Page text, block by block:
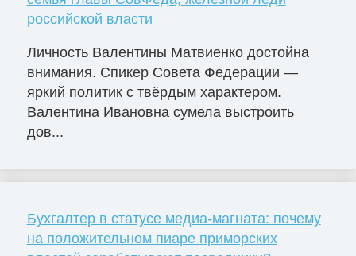
российской власти
Личность Валентины Матвиенко достойна
внимания. Спикер Совета Федерации —
яркий политик с твёрдым характером.
Валентина Ивановна сумела выстроить
дов...
Бухгалтер в статусе медиа-магната: почему
на положительном пиаре приморских